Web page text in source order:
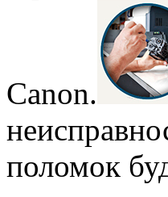
Canon.
поломок